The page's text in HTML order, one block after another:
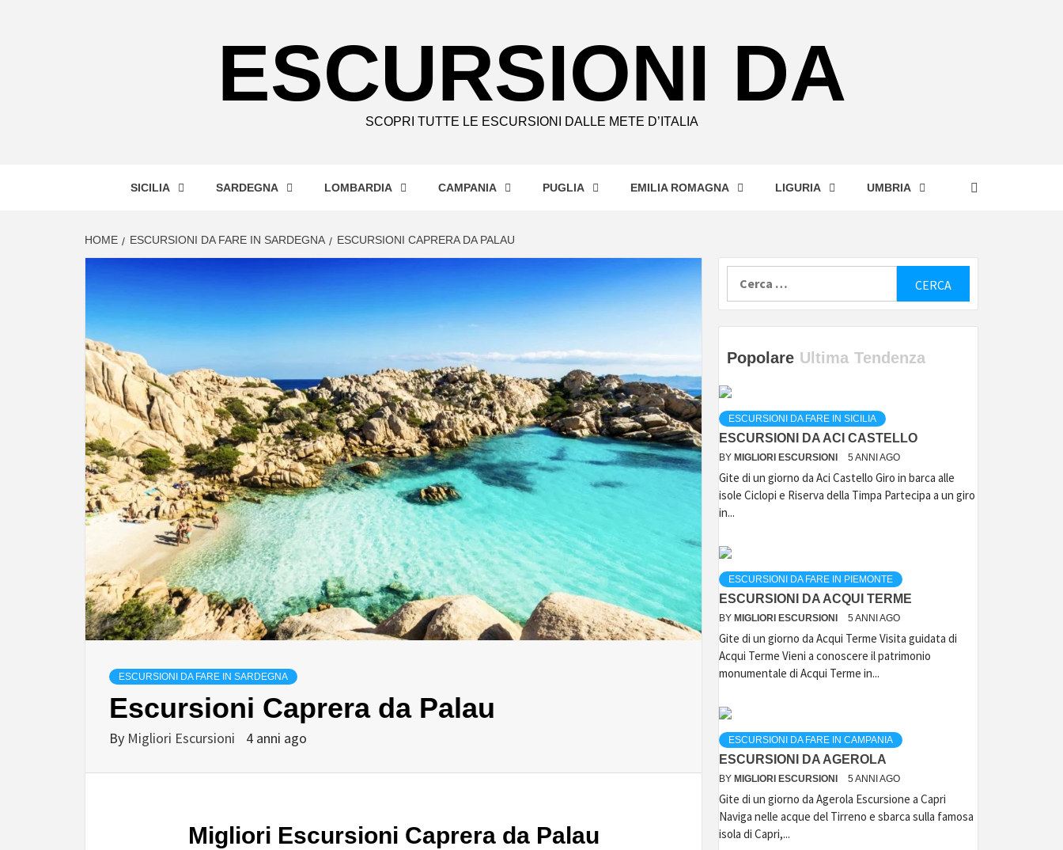
ESCURSIONI DA
SCOPRI TUTTE LE ESCURSIONI DALLE METE D’ITALIA
SICILIA SARDEGNA LOMBARDIA CAMPANIA PUGLIA EMILIA ROMAGNA LIGURIA UMBRIA
HOME ESCURSIONI DA FARE IN SARDEGNA ESCURSIONI CAPRERA DA PALAU
ESCURSIONI DA FARE IN SARDEGNA
Escursioni Caprera da Palau
By Migliori Escursioni 4 anni ago
Migliori Escursioni Caprera da Palau
Popolare Ultima Tendenza
ESCURSIONI DA FARE IN SICILIA
ESCURSIONI DA ACI CASTELLO
BY MIGLIORI ESCURSIONI 5 ANNI AGO
Gite di un giorno da Aci Castello Giro in barca alle
isole Ciclopi e Riserva della Timpa Partecipa a un giro
in...
ESCURSIONI DA FARE IN PIEMONTE
ESCURSIONI DA ACQUI TERME
BY MIGLIORI ESCURSIONI 5 ANNI AGO
Gite di un giorno da Acqui Terme Visita guidata di
Acqui Terme Vieni a conoscere il patrimonio
monumentale di Acqui Terme in...
ESCURSIONI DA FARE IN CAMPANIA
ESCURSIONI DA AGEROLA
BY MIGLIORI ESCURSIONI 5 ANNI AGO
Gite di un giorno da Agerola Escursione a Capri
Naviga nelle acque del Tirreno e sbarca sulla famosa
isola di Capri,...